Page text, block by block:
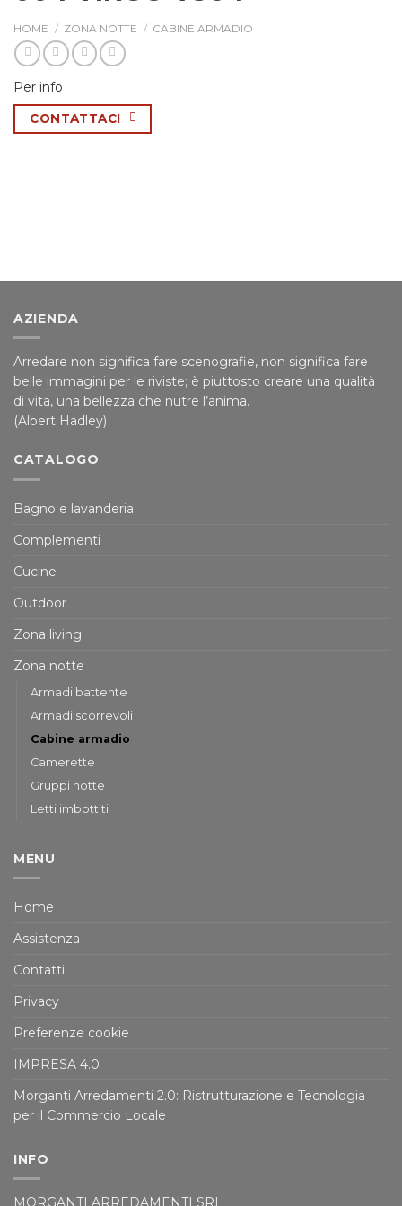
HOME / ZONA NOTTE / CABINE ARMADIO
Per info
CONTATTACI
AZIENDA
Arredare non significa fare scenografie, non significa fare
belle immagini per le riviste; è piuttosto creare una qualità
di vita, una bellezza che nutre l’anima.
(Albert Hadley)
CATALOGO
Bagno e lavanderia
Complementi
Cucine
Outdoor
Zona living
Zona notte
Armadi battente
Armadi scorrevoli
Cabine armadio
Camerette
Gruppi notte
Letti imbottiti
MENU
Home
Assistenza
Contatti
Privacy
Preferenze cookie
IMPRESA 4.0
Morganti Arredamenti 2.0: Ristrutturazione e Tecnologia
per il Commercio Locale
INFO
MORGANTI ARREDAMENTI SRL